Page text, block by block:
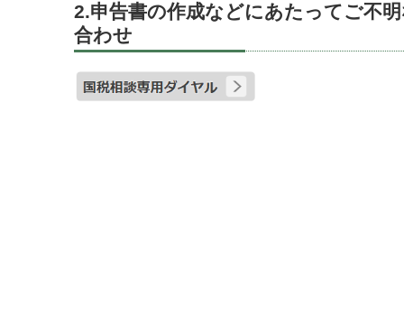
2.申告書の作成などにあたってご不
合わせ